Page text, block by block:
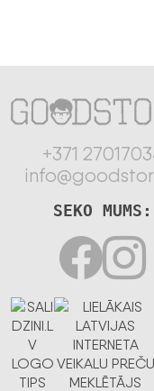
+371
SEKO MUMS: